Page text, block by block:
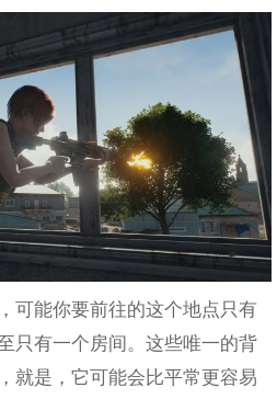
可能你要前往的这个地点只有
只有一个房间。这些唯一的背
就是，它可能会比平常更容易